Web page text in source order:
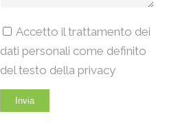
Accetto il trattamento dei
dati personali come definito
del testo della privacy